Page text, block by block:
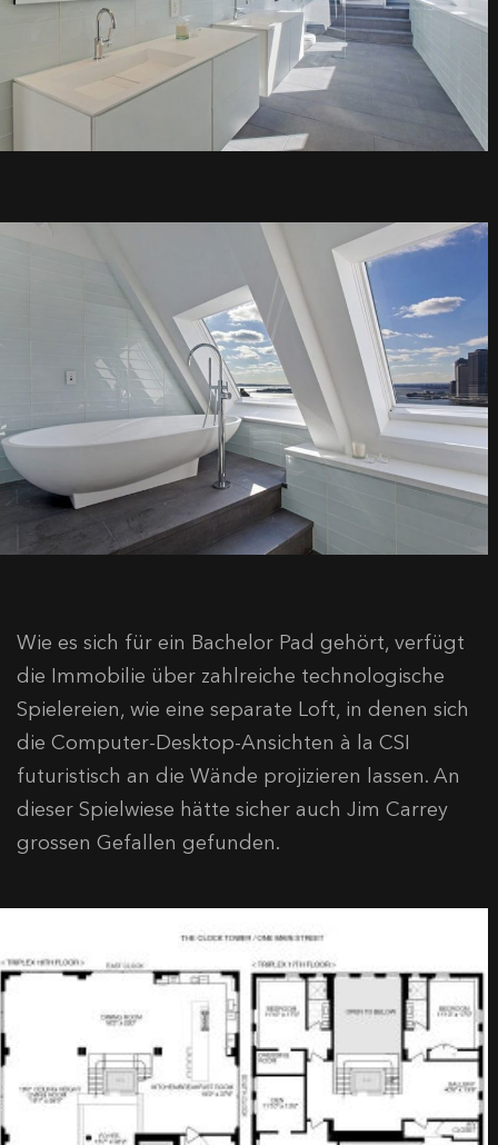
Wie es sich für ein Bachelor Pad gehört, verfügt
die Immobilie über zahlreiche technologische
Spielereien, wie eine separate Loft, in denen sich
die Computer-Desktop-Ansichten à la CSI
futuristisch an die Wände projizieren lassen. An
dieser Spielwiese hätte sicher auch Jim Carrey
grossen Gefallen gefunden.